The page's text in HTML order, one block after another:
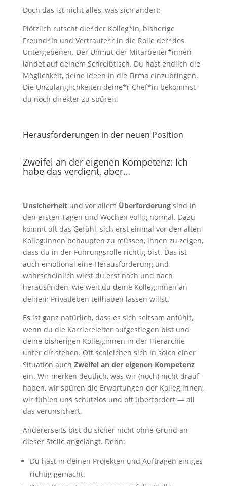
Doch das ist nicht alles, was sich ändert:
Plötzlich rutscht die*der Kolleg*in, bisherige
Freund*in und Vertraute*r in die Rolle der*des
Untergebenen. Der Unmut der Mitarbeiter*innen
landet auf deinem Schreibtisch. Du hast endlich die
Möglichkeit, deine Ideen in die Firma einzubringen.
Die Unzulänglichkeiten deine*r Chef*in bekommst
du noch direkter zu spüren.
Herausforderungen in der neuen Position
Zweifel an der eigenen Kompetenz: Ich
habe das verdient, aber…
Unsicherheitund vor allem Überforderungsind in
den ersten Tagen und Wochen völlig normal. Dazu
kommt oft das Gefühl, sich erst einmal vor den alten
Kolleg:innen behaupten zu müssen, ihnen zu zeigen,
dass du in der Führungsrolle richtig bist. Das ist
auch emotional eine Herausforderung und
wahrscheinlich wirst du erst nach und nach
herausfinden, wie weit du deine Kolleg:innen an
deinem Privatleben teilhaben lassen willst.
Es ist ganz natürlich, dass es sich seltsam anfühlt,
wenn du die Karriereleiter aufgestiegen bist und
deine bisherigen Kolleg:innen in der Hierarchie
unter dir stehen. Oft schleichen sich in solch einer
Situation auch Zweifel an der eigenen Kompetenz
ein. Wir merken deutlich, was wir (noch) nicht drauf
haben, wir spüren die Erwartungen der Kolleg:innen,
wir fühlen uns schutzlos und oft überfordert — all
das verunsichert.
Andererseits bist du sicher nicht ohne Grund an
dieser Stelle angelangt. Denn:
Du hast in deinen Projekten und Aufträgen einiges
richtig gemacht.